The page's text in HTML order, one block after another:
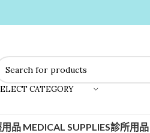
CATEGORY
品 MEDICAL SUPPLIES診所用品